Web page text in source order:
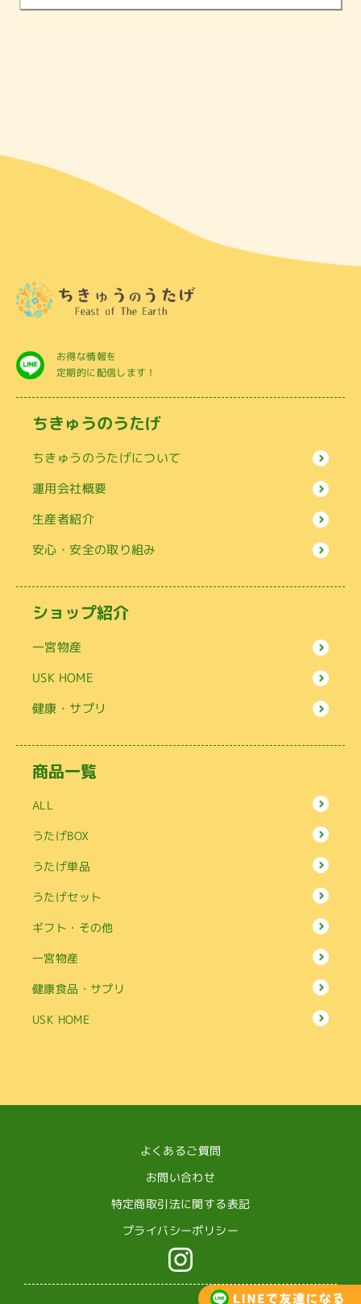
お得な情報を
定期的に配信します！
ちきゅうのうたげ
ちきゅうのうたげについて
運用会社概要
生産者紹介
安心・安全の取り組み
ショップ紹介
一宮物産
USK HOME
健康・サプリ
商品一覧
ALL
うたげBOX
うたげ単品
うたげセット
ギフト・その他
一宮物産
健康食品・サプリ
USK HOME
よくあるご質問
お問い合わせ
特定商取引法に関する表記
プライバシーポリシー